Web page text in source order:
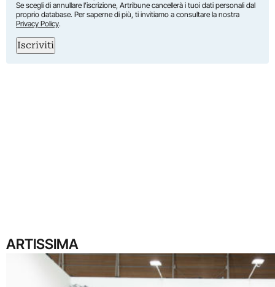
Se scegli di annullare l’iscrizione, Artribune cancellerà i tuoi dati personali dal
proprio database. Per saperne di più, ti invitiamo a consultare la nostra
Privacy Policy.
Iscriviti
ARTISSIMA